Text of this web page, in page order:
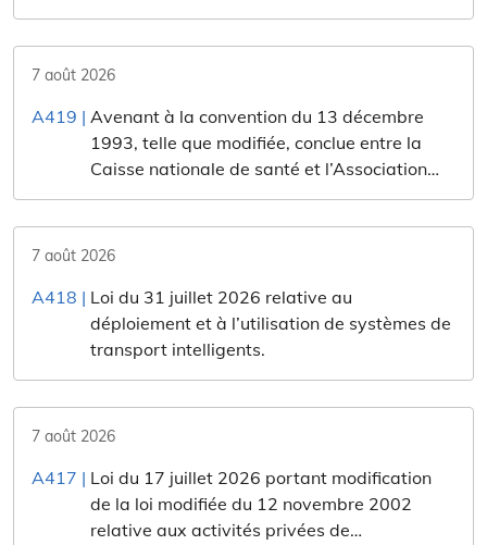
compléments alimentaires.
7 août 2026
A419 | Avenant à la convention du 13 décembre
1993, telle que modifiée, conclue entre la
Caisse nationale de santé et l’Association
Luxembourgeoise des Orthophonistes en
exécution de l’article 61 et suivants du Code
de la sécurité sociale.
7 août 2026
A418 | Loi du 31 juillet 2026 relative au
déploiement et à l’utilisation de systèmes de
transport intelligents.
7 août 2026
A417 | Loi du 17 juillet 2026 portant modification
de la loi modifiée du 12 novembre 2002
relative aux activités privées de